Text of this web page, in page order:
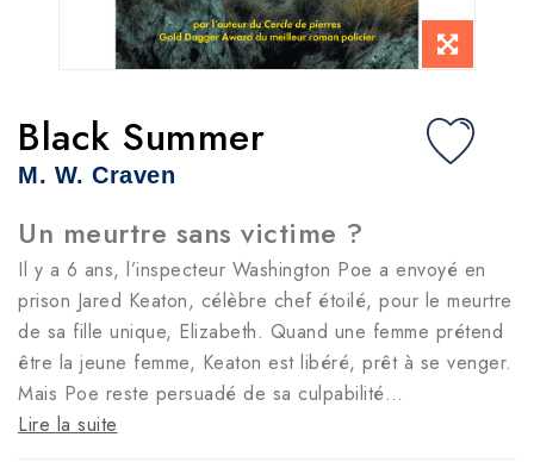
Black Summer
M. W. Craven
Un meurtre sans victime ?
Il y a 6 ans, l’inspecteur Washington Poe a envoyé en
prison Jared Keaton, célèbre chef étoilé, pour le meurtre
de sa fille unique, Elizabeth. Quand une femme prétend
être la jeune femme, Keaton est libéré, prêt à se venger.
Mais Poe reste persuadé de sa culpabilité…
Lire la suite